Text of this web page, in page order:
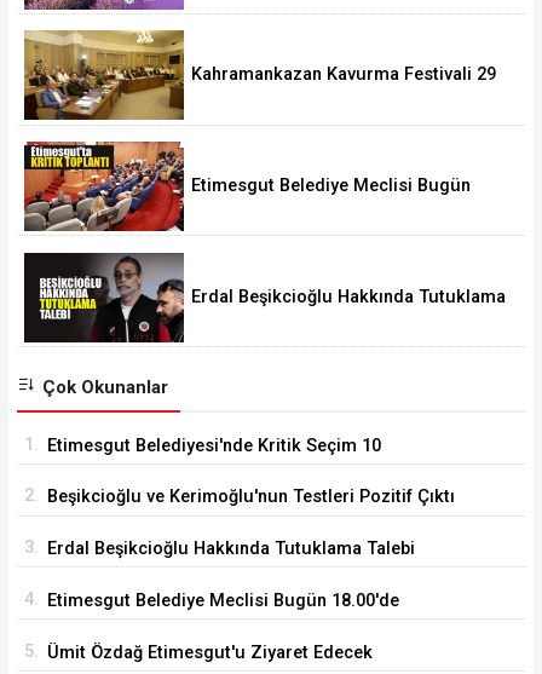
Kahramankazan Kavurma Festivali 29
Etimesgut Belediye Meclisi Bugün
Erdal Beşikcioğlu Hakkında Tutuklama
Çok Okunanlar
1. Etimesgut Belediyesi'nde Kritik Seçim 10
2. Beşikcioğlu ve Kerimoğlu'nun Testleri Pozitif Çıktı
3. Erdal Beşikcioğlu Hakkında Tutuklama Talebi
4. Etimesgut Belediye Meclisi Bugün 18.00'de
5. Ümit Özdağ Etimesgut'u Ziyaret Edecek